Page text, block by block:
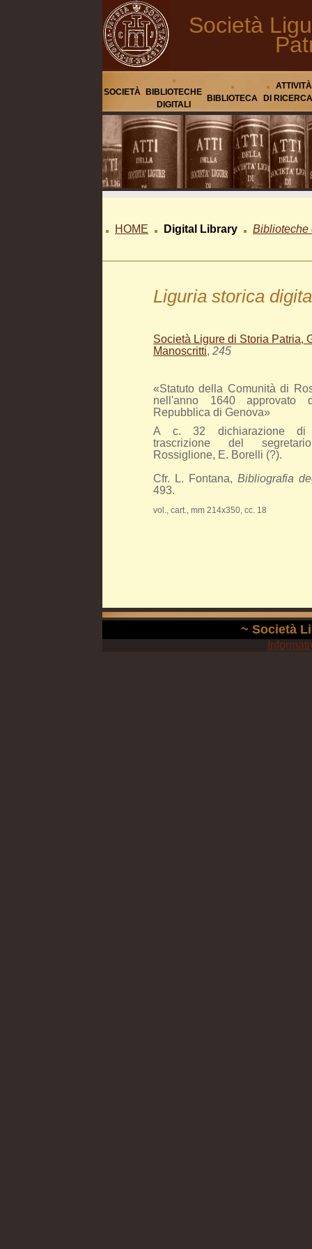
Società
SOCIETÀ
BIBLIOTECHE
DIGITALI
BIBLIOTECA
ATTIVITÀ
DI RICERCA
HOME Digital Library Biblioteche
Liguria storica
Società Ligure di Storia Patria,
Manoscritti, 245
«Statuto della Comunità di
nell'anno 1640 approvato
Repubblica di Genova»
A c. 32 dichiarazione di
trascrizione del
Rossiglione, E. Borelli (?).
Cfr. L. Fontana, Bibliografia
493.
vol., cart., mm 214x350, cc. 18
~ Società